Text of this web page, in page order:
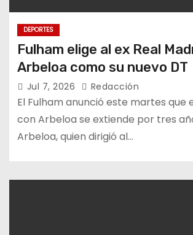
DEPORTES
Fulham elige al ex Real
Arbeloa como su nuevo DT
Jul 7, 2026 Redacción
El Fulham anunció este martes que
con Arbeloa se extiende por tres
Arbeloa, quien dirigió al…